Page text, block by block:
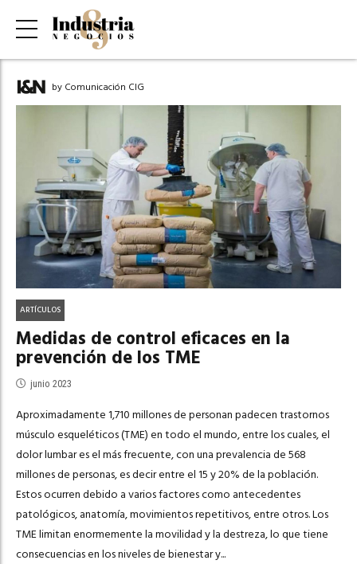
by Comunicación CIG
ARTÍCULOS
Medidas de control eficaces en la
prevención de los TME
junio 2023
Aproximadamente 1,710 millones de personan padecen trastornos
músculo esqueléticos (TME) en todo el mundo, entre los cuales, el
dolor lumbar es el más frecuente, con una prevalencia de 568
millones de personas, es decir entre el 15 y 20% de la población.
Estos ocurren debido a varios factores como antecedentes
patológicos, anatomía, movimientos repetitivos, entre otros. Los
TME limitan enormemente la movilidad y la destreza, lo que tiene
consecuencias en los niveles de bienestar y...